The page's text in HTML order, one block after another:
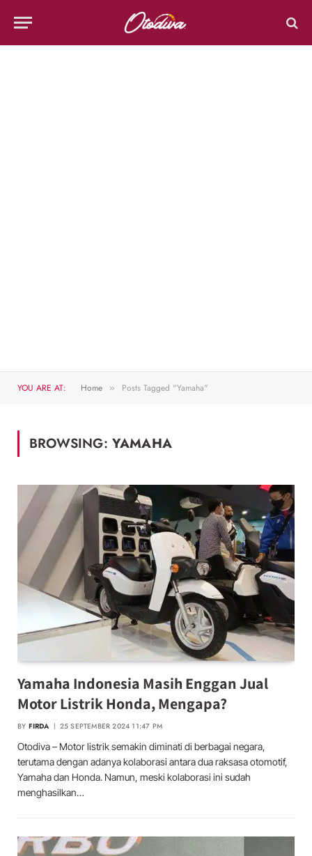
YOU ARE AT: Home » Posts Tagged "Yamaha"
BROWSING: YAMAHA
Yamaha Indonesia Masih Enggan Jual
Motor Listrik Honda, Mengapa?
BY FIRDA 25 SEPTEMBER 2024 11:47 PM
Otodiva – Motor listrik semakin diminati di berbagai negara,
terutama dengan adanya kolaborasi antara dua raksasa otomotif,
Yamaha dan Honda. Namun, meski kolaborasi ini sudah
menghasilkan…